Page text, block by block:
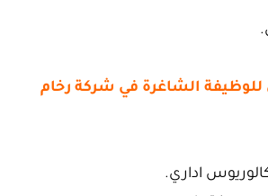
الشاغرة في شركة رخام
اداري.